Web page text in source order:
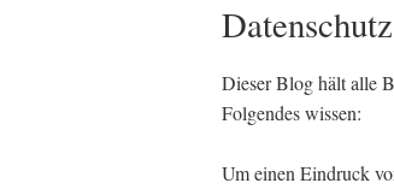
Datenschutz
Dieser Blog hält alle
Folgendes wissen:
Um einen Eindruck